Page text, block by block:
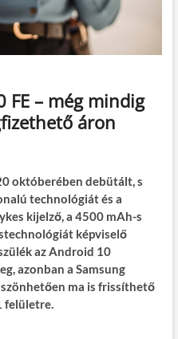
FE – még mindig
áron
októberében debütált, s
technológiát és a
kijelző, a 4500 mAh-s
képviselő
az Android 10
azonban a Samsung
ma is frissíthető
felületre.